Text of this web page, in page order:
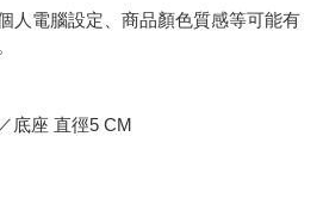
人電腦設定、商品顏色質感等可能有
底座 直徑5 CM